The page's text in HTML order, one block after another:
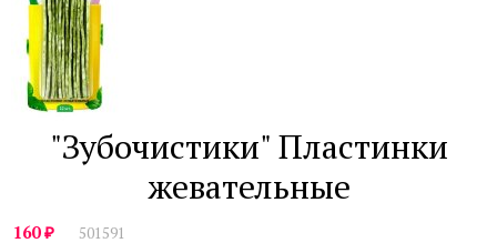
"Зубочистики" Пластинки
жевательные
160₽ 501591